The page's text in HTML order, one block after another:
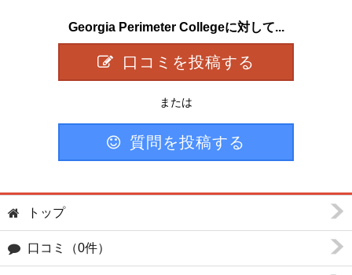
Georgia Perimeter Collegeに対して...
口コミを投稿する
または
質問を投稿する
トップ
口コミ（0件）